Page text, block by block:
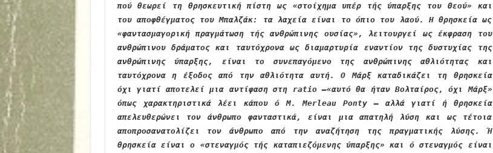
πού θεωρεί τη θρησκευτική πίστη ως «στοίχημα υπέρ τής ύπαρξης του Θεού» και
του αποφθέγματος του Μπαλζάκ: τα λαχεία είναι το όπιο του λαού. Η θρησκεία ως
«φαντασμαγορική πραγμάτωση τής ανθρώπινης ουσίας», λειτουργεί ως έκφραση του
ανθρώπινου δράματος και ταυτόχρονα ως διαμαρτυρία εναντίον της δυστυχίας της
ανθρώπινης ύπαρξης, είναι το συνεπαγόμενο της ανθρώπινης αθλιότητας και
ταυτόχρονα η έξοδος από την αθλιότητα αυτή. Ο Μάρξ καταδικάζει τη θρησκεία
όχι γιατί αποτελεί μια αντίφαση στη ratio —«αυτό θα ήταν Βολταίρος, όχι Μάρξ»
όπως χαρακτηριστικά λέει κάπου ό Μ. Merleau Ponty — αλλά γιατί ή θρησκεία
απελευθερώνει τον άνθρωπο φανταστικά, είναι μια απατηλή λύση και ως τέτοια
αποπροσανατολίζει τον άνθρωπο από την αναζήτηση της πραγματικής λύσης. Ή
θρησκεία είναι ο «στεναγμός τής καταπιεζόμενης ύπαρξης» και ό στεναγμός είναι